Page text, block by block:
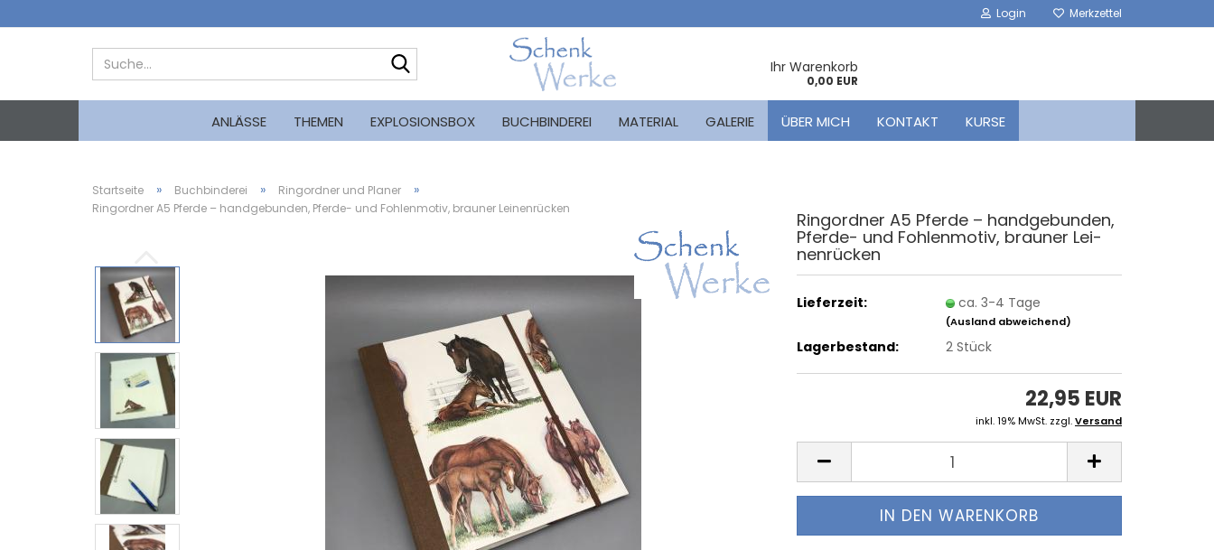
Login Merkzettel
Ihr Warenkorb
0,00 EUR
ANLÄSSE THEMEN EXPLOSIONSBOX BUCHBINDEREI MATERIAL GALERIE ÜBER MICH KONTAKT KURSE
Startseite » Buchbinderei » Ringordner und Planer »
Ringordner A5 Pferde – handgebunden, Pferde- und Fohlenmotiv, brauner Leinenrücken
Ring­ord­ner A5 Pfer­de – hand­ge­bun­den,
Pferde-​ und Foh­len­mo­tiv, brau­ner Lei­
nen­rü­cken
Lieferzeit: ca. 3-4 Tage
(Ausland abweichend)
Lagerbestand: 2 Stück
22,95 EUR
inkl. 19% MwSt. zzgl.Versand